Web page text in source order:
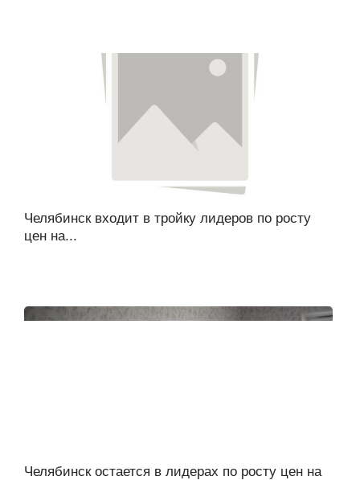
Челябинск входит в тройку лидеров по росту
цен на...
Челябинск остается в лидерах по росту цен на